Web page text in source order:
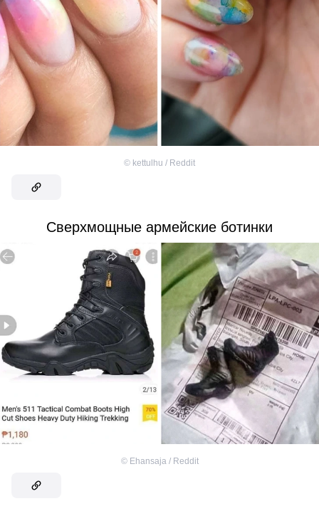
© kettulhu / Reddit
Сверхмощные армейские ботинки
© Ehansaja / Reddit